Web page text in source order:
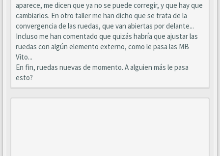
aparece, me dicen que ya no se puede corregir, y que hay que
cambiarlos. En otro taller me han dicho que se trata de la
convergencia de las ruedas, que van abiertas por delante...
Incluso me han comentado que quizás habría que ajustar las
ruedas con algún elemento externo, como le pasa las MB
Vito...
En fin, ruedas nuevas de momento. A alguien más le pasa
esto?